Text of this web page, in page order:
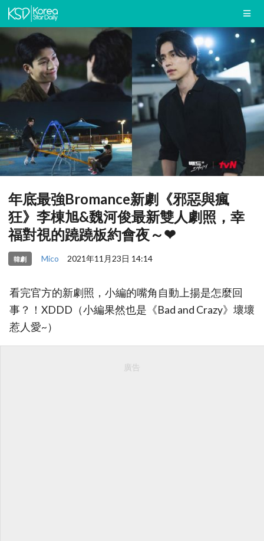
年底最強Bromance新劇《邪惡與瘋
狂》李棟旭&魏河俊最新雙人劇照，幸
福對視的蹺蹺板約會夜～❤
韓劇 Mico 2021年11月23日 14:14
看完官方的新劇照，小編的嘴角自動上揚是怎麼回
事？！XDDD（小編果然也是《Bad and Crazy》壞壞
惹人愛~）
廣告